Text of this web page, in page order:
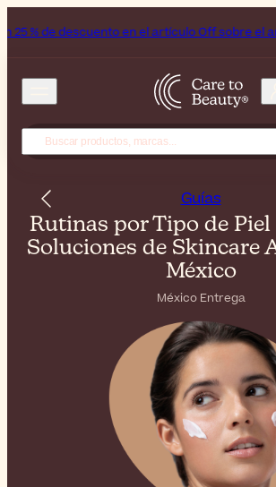
en el artículo Off sobre el artículo
Guías
Rutinas por Tipo de
Soluciones de Skincare
México
México Entrega